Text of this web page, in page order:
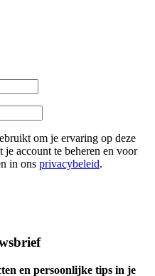
om je ervaring op deze
je account te beheren en voor
in ons privacybeleid.
en persoonlijke tips in je